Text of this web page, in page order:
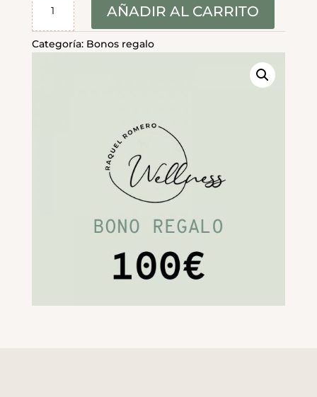
Regalo
100€
cantidad
AÑADIR AL CARRITO
Categoría: Bonos regalo